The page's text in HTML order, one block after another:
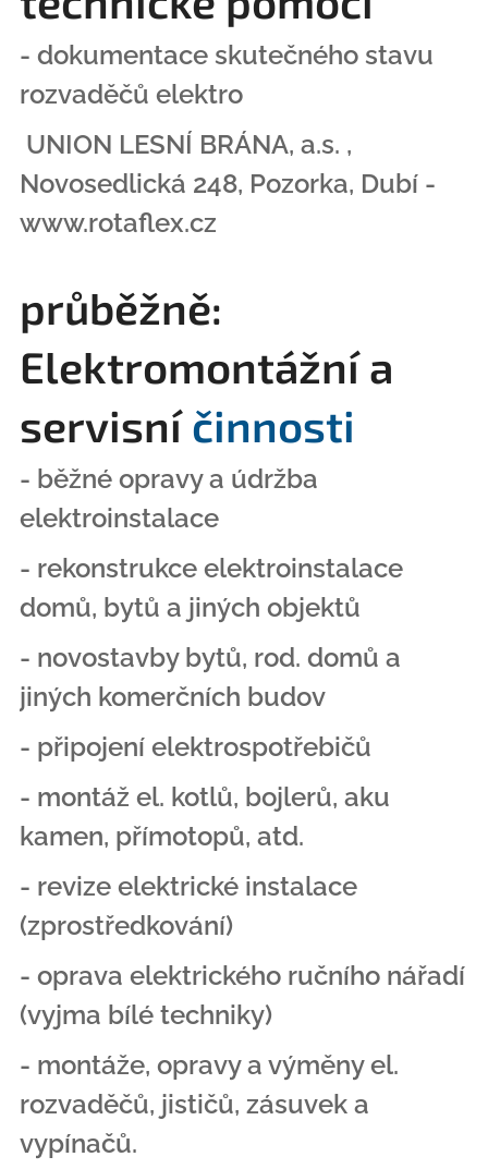
- dokumentace skutečného stavu
rozvaděčů elektro
UNION LESNÍ BRÁNA, a.s. ,
Novosedlická 248, Pozorka, Dubí -
www.rotaflex.cz
průběžně:
Elektromontážní a
servisníčinnosti
- běžné opravy a údržba
elektroinstalace
- rekonstrukce elektroinstalace
domů, bytů a jiných objektů
- novostavby bytů, rod. domů a
jiných komerčních budov
- připojení elektrospotřebičů
- montáž el. kotlů, bojlerů, aku
kamen, přímotopů, atd.
- revize elektrické instalace
(zprostředkování)
- oprava elektrického ručního nářadí
(vyjma bílé techniky)
- montáže, opravy a výměny el.
rozvaděčů, jističů, zásuvek a
vypínačů.